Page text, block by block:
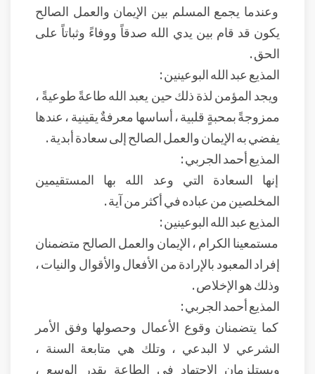
وعندما يجمع المسلم بين الإيمان والعمل الصالح
يكون قد قام بين يدي الله صدقاً ووفاءً وثباتاً على
الحق .
المذيع عبد الله البوعينين :
ويجد المؤمن لذة ذلك حين يعبد الله طاعةً طوعيةً ،
ممزوجةً بمحبةٍ قلبية ، أساسها معرفةٌ يقينية ، عندها
يفضي به الإيمان والعمل الصالح إلى سعادة أبدية .
المذيع أحمد الجربي :
إنها السعادة التي وعد الله بها المستقيمين
المخلصين من عباده في أكثر من آية .
المذيع عبد الله البوعينين :
مستمعينا الكرام ، الإيمان والعمل الصالح متضمنان
إفراد المعبود بالإرادة من الأفعال والأقوال والنيات ،
وذلك هو الإخلاص .
المذيع أحمد الجربي :
كما يتضمنان وقوع الأعمال وحصولها وفق الأمر
الشرعي لا البدعي ، وتلك هي متابعة السنة ،
ويستلزمان الاجتهاد في الطاعة بقدر الوسع ،